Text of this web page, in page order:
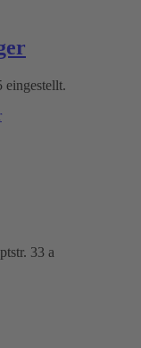
eingestellt.
33 a